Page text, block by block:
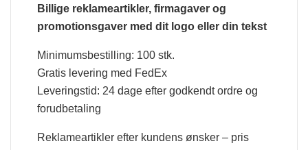
Billige reklameartikler, firmagaver og
promotionsgaver med dit logo eller din tekst
Minimumsbestilling: 100 stk.
Gratis levering med FedEx
Leveringstid: 24 dage efter godkendt ordre og
forudbetaling
Reklameartikler efter kundens ønsker – pris